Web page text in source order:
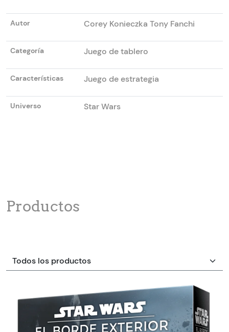
Autor Corey Konieczka Tony Fanchi
Categoría Juego de tablero
Características Juego de estrategia
Universo Star Wars
Productos